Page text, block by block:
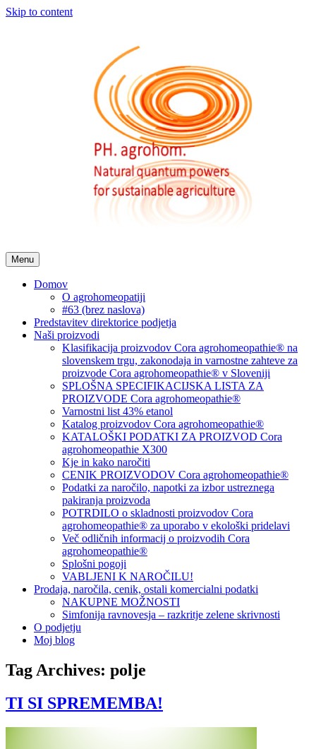
Skip to content
Menu
Domov
O agrohomeopatiji
#63 (brez naslova)
Predstavitev direktorice podjetja
Naši proizvodi
Klasifikacija proizvodov Cora agrohomeopathie® na
slovenskem trgu, zakonodaja in varnostne zahteve za
proizvode Cora agrohomeopathie® v Sloveniji
SPLOŠNA SPECIFIKACIJSKA LISTA ZA
PROIZVODE Cora agrohomeopathie®
Varnostni list 43% etanol
Katalog proizvodov Cora agrohomeopathie®
KATALOŠKI PODATKI ZA PROIZVOD Cora
agrohomeopathie X300
Kje in kako naročiti
CENIK PROIZVODOV Cora agrohomeopathie®
Podatki za naročilo, napotki za izbor ustreznega
pakiranja proizvoda
POTRDILO o skladnosti proizvodov Cora
agrohomeopathie® za uporabo v ekološki pridelavi
Več odličnih informacij o proizvodih Cora
agrohomeopathie®
Splošni pogoji
VABLJENI K NAROČILU!
Prodaja, naročila, cenik, ostali komercialni podatki
NAKUPNE MOŽNOSTI
Simfonija ravnovesja – razkritje zelene skrivnosti
O podjetju
Moj blog
Tag Archives: polje
TI SI SPREMEMBA!